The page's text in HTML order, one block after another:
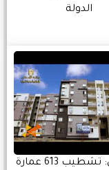
الدولة
الإسكان: تشطيب 613 عمارة